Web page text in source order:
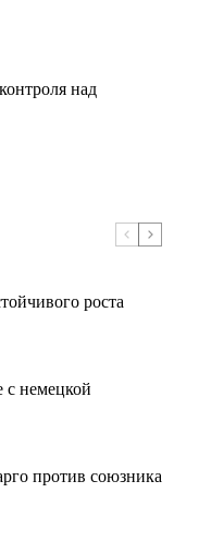
над
роста
с немецкой
против союзника